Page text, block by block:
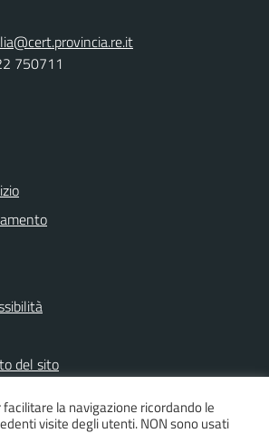
750711
del sito
la navigazione ricordando le
visite degli utenti. NON sono usati